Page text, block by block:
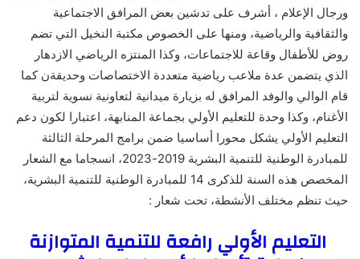
ورجال الإعلام ، أشرف على تدشين بعض المرافق الاجتماعية
والثقافية والرياضية، ومنها على الخصوص مكتبة النخيل التي تضم
روض للأطفال وقاعة للاجتماعات، وكذا المنتزه الرياضي الازدهار
الذي يتضمن عدة ملاعب رياضية متعددة الاختصاصات وحديقةن كما
قام الوالي والوفد المرافق له بزيارة ميدانية لتعاونية نسوية لتربية
الأغنام، وكذا وحدة للتعليم الأولي بجماعة المنابهة، اعتبارا لكون دعم
التعليم الأولي يشكل محورا أساسيا ضمن برامج المرحلة الثالثة
للمبادرة الوطنية للتنمية البشرية 2019-2023، انسجاما مع الشعار
المخصص هذه السنة للذكرى 14 للمبادرة الوطنية للتنمية البشرية،
حيث تنظم مختلف الأنشطة، تحت شعار :
التعليم الأولي رافعة للتنمية المتوازنة